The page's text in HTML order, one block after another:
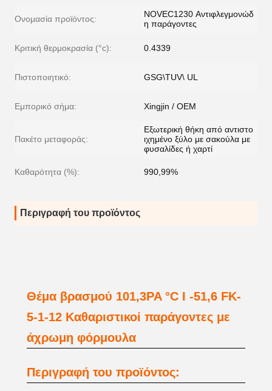
Ονομασία προϊόντος:
NOVEC1230 Αντιφλεγμονώδ
η παράγοντες
Κριτική θερμοκρασία (°c): 0.4339
Πιστοποιητικό: GSG\TUV\ UL
Εμπορικό σήμα: Xingjin / OEM
Πακέτο μεταφοράς:
Εξωτερική θήκη από αντιστο
ιχημένο ξύλο με σακούλα με
φυσαλίδες ή χαρτί
Καθαρότητα (%): 990,99%
Περιγραφή του προϊόντος
Θέμα βρασμού 101,3PA °C I -51,6 FK-
5-1-12 Καθαριστικοί παράγοντες με
άχρωμη φόρμουλα
Περιγραφή του προϊόντος: